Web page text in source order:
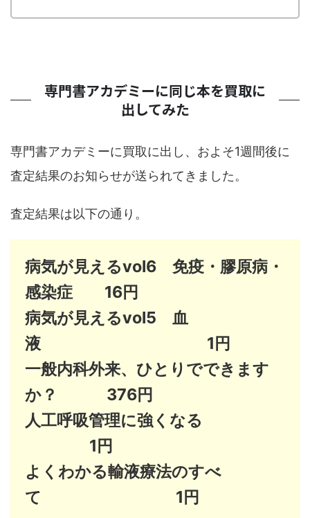
専門書アカデミーに同じ本を買取に
出してみた
専門書アカデミーに買取に出し、およそ1週間後に
査定結果のお知らせが送られてきました。
査定結果は以下の通り。
病気が見えるvol6 免疫・膠原病・
感染症 16円
病気が見えるvol5 血
液 1円
一般内科外来、ひとりでできます
か？ 376円
人工呼吸管理に強くなる
1円
よくわかる輸液療法のすべ
て 1円